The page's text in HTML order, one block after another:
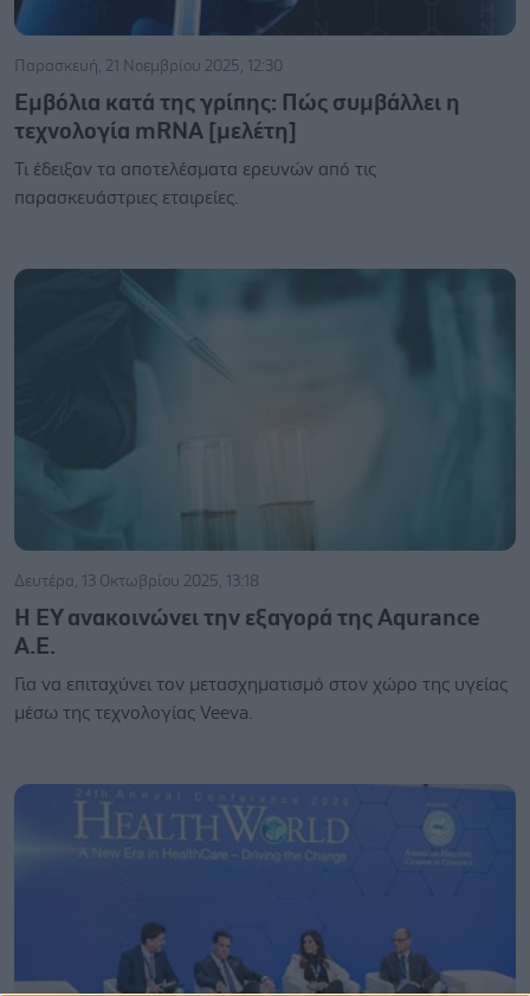
Παρασκευή, 21 Νοεμβρίου 2025, 12:30
Εμβόλια κατά της γρίπης: Πώς συμβάλλει η
τεχνολογία mRNA [μελέτη]
Τι έδειξαν τα αποτελέσματα ερευνών από τις
παρασκευάστριες εταιρείες.
Δευτέρα, 13 Οκτωβρίου 2025, 13:18
H ΕΥ ανακοινώνει την εξαγορά της Aqurance
Α.Ε.
Για να επιταχύνει τον μετασχηματισμό στον χώρο της υγείας
μέσω της τεχνολογίας Veeva.